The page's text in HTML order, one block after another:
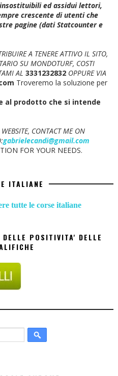
insostituibili ed assidui lettori,
crescente di utenti che
pagine (dati Statcounter e
A TENERE ATTIVO IL SITO,
SU MONDOTURF, COSTI
AL 3331232832 OPPURE VIA
Troveremo la soluzione per
al prodotto che si intende
CONTACT ME ON
gabrielecandi@gmail.com
FOR YOUR NEEDS.
ITALIANE
tutte le corse italiane
POSITIVITA' DELLE